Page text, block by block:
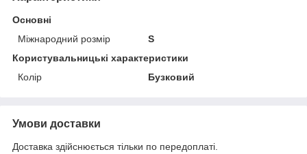
Основні
Міжнародний розмір
S
Користувальницькі характеристики
Колір
Бузковий
Умови доставки
Доставка здійснюється тільки по передоплаті.